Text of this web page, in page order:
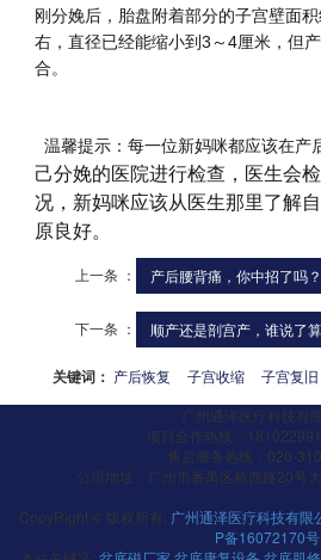
刚分娩后，胎盘附着部分的子宫壁面
右，直径已经能缩小到3～4厘米，但
合。
温馨提示：每一位新妈咪都应该在产
己分娩的医院进行检查，医生会
况，新妈咪应该从医生那里了解
原良好。
上一条 ： 产后腰背痛，你中招了吗？
下一条 ： 顺产还是剖宫产，谁说了算
关键词： 产后恢复 子宫收缩 子宫复旧
广州通泽医疗科技有
项目合作热线：
售后服务热线：020-
公司地址：广州市番禺区桥西路20号
CopyRight © 版权所有: 广州通泽医疗科技有限
P备16072170号